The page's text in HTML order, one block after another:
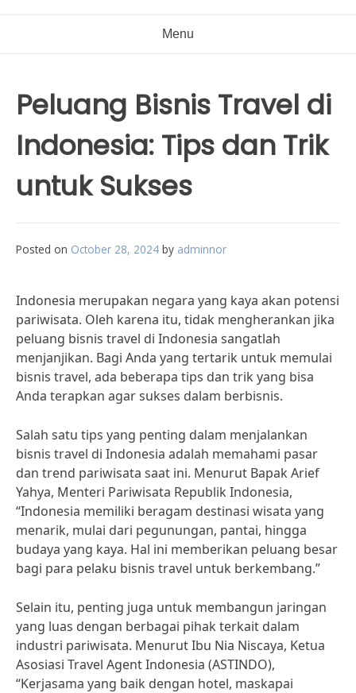
Menu
Peluang Bisnis Travel di
Indonesia: Tips dan Trik
untuk Sukses
Posted on October 28, 2024 by adminnor
Indonesia merupakan negara yang kaya akan potensi
pariwisata. Oleh karena itu, tidak mengherankan jika
peluang bisnis travel di Indonesia sangatlah
menjanjikan. Bagi Anda yang tertarik untuk memulai
bisnis travel, ada beberapa tips dan trik yang bisa
Anda terapkan agar sukses dalam berbisnis.
Salah satu tips yang penting dalam menjalankan
bisnis travel di Indonesia adalah memahami pasar
dan trend pariwisata saat ini. Menurut Bapak Arief
Yahya, Menteri Pariwisata Republik Indonesia,
“Indonesia memiliki beragam destinasi wisata yang
menarik, mulai dari pegunungan, pantai, hingga
budaya yang kaya. Hal ini memberikan peluang besar
bagi para pelaku bisnis travel untuk berkembang.”
Selain itu, penting juga untuk membangun jaringan
yang luas dengan berbagai pihak terkait dalam
industri pariwisata. Menurut Ibu Nia Niscaya, Ketua
Asosiasi Travel Agent Indonesia (ASTINDO),
“Kerjasama yang baik dengan hotel, maskapai